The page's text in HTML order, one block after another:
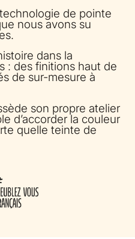
de pointe
nous avons su
dans la
: des finitions haut de
de sur-mesure à
son propre atelier
d’accorder la couleur
quelle teinte de